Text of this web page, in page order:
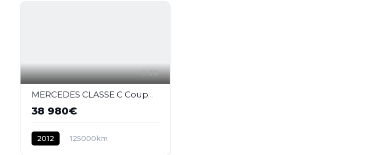
30
MERCEDES CLASSE C Coupé C 63 - BVA Speedshift MCT Pack Performance COUPE - BM 204 AMG - BVA
38 980€
2012
125000km